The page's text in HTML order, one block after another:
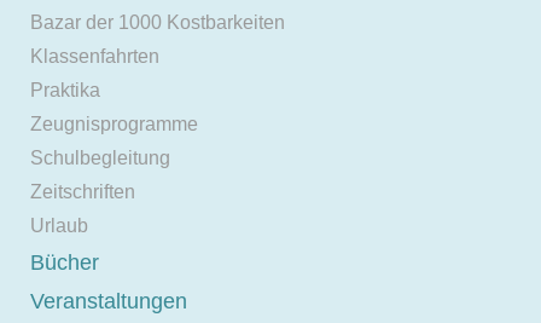
Bazar der 1000 Kostbarkeiten
Klassenfahrten
Praktika
Zeugnisprogramme
Schulbegleitung
Zeitschriften
Urlaub
Bücher
Veranstaltungen